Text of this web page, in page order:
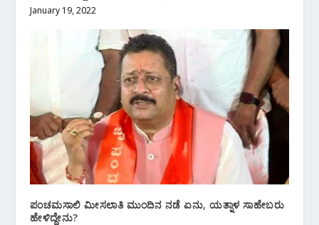
January 19, 2022
ಪಂಚಮಸಾಲಿ ಮೀಸಲಾತಿ ಮುಂದಿನ ನಡೆ ಏನು, ಯತ್ನಾಳ ಸಾಹೇಬರು
ಹೇಳಿದ್ದೇನು?